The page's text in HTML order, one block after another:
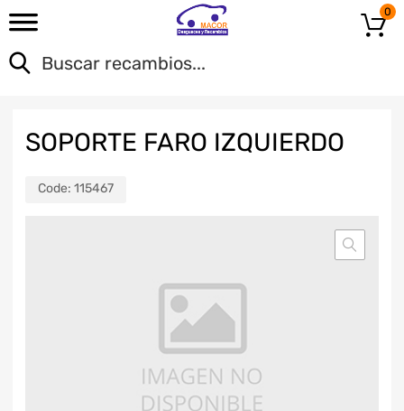
0
SOPORTE FARO IZQUIERDO
Code: 115467